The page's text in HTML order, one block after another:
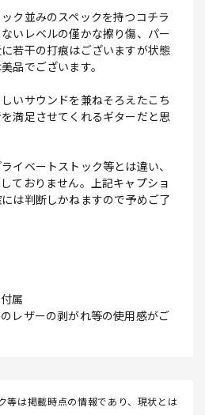
ク並みのスペックを持つコチラ
いレベルの僅かな擦り傷、パー
若干の打痕はございますが状態
品でございます。
いサウンドを兼ねそろえたこち
満足させてくれるギターだと思
イベートストック等とは違い、
ておりません。上記キャプショ
は判断しかねますので予めご了
属
レザーの剥がれ等の使用感がご
等は掲載時点の情報であり、現状とは